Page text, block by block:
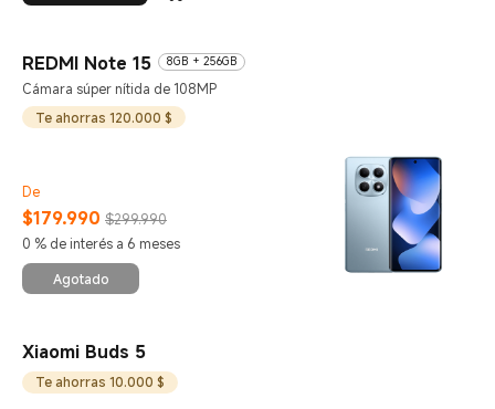
REDMI Note 15 8GB + 256GB
Cámara súper nítida de 108MP
Te ahorras 120.000 $
De
$179.990
Current Price $179990
$299.990
Precio de comercialización $299.990
0 % de interés a 6 meses
Agotado
Xiaomi Buds 5
Te ahorras 10.000 $